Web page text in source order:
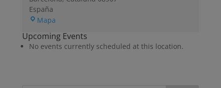
España
MapaHyatt
Barcelona
Tower
Upcoming Events
No events currently scheduled at this location.